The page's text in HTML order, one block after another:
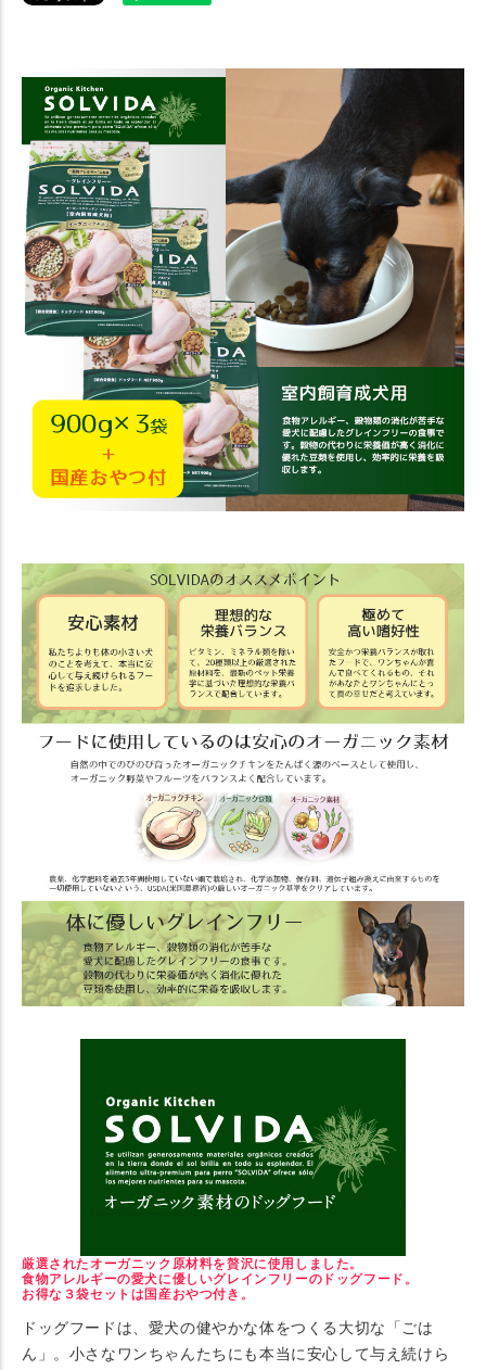
厳選されたオーガニック原材料を贅沢に使用しました。
食物アレルギーの愛犬に優しいグレインフリーのドッグフード。
お得な３袋セットは国産おやつ付き。
ドッグフードは、愛犬の健やかな体をつくる大切な「ごは
ん」。小さなワンちゃんたちにも本当に安心して与え続けら